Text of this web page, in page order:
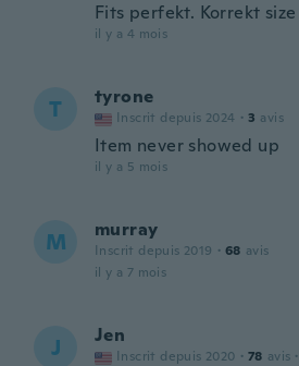
Fits perfekt. Korrekt size
il y a 4 mois
T tyrone
Inscrit depuis 2024 · 3 avis
Item never showed up
il y a 5 mois
M murray
Inscrit depuis 2019 · 68 avis
il y a 7 mois
J Jen
Inscrit depuis 2020 · 78 avis ·